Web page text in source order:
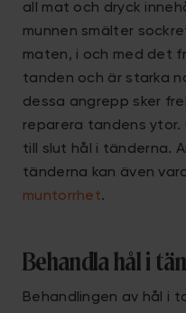
all mat och dryck
munnen smälter
maten, i och med det
tanden och är starka
dessa angrepp sker
reparera tandens
till slut hål i tänderna.
tänderna kan även
muntorrhet.
Behandla hål i
Behandlingen av hål i